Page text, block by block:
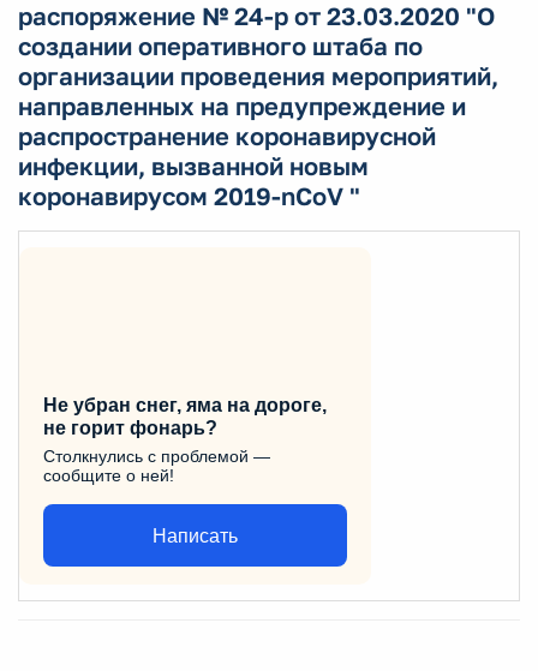
распоряжение № 24-р от 23.03.2020 "О
создании оперативного штаба по
организации проведения мероприятий,
направленных на предупреждение и
распространение коронавирусной
инфекции, вызванной новым
коронавирусом 2019-nCоV "
Не убран снег, яма на дороге,
не горит фонарь?
Столкнулись с проблемой —
сообщите о ней!
Написать